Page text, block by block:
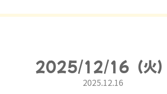
2025/12/16（火）
2025.12.16